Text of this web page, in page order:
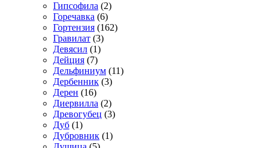
Гипсофила (2)
Горечавка (6)
Гортензия (162)
Гравилат (3)
Девясил (1)
Дейция (7)
Дельфиниум (11)
Дербенник (3)
Дерен (16)
Диервилла (2)
Древогубец (3)
Дуб (1)
Дубровник (1)